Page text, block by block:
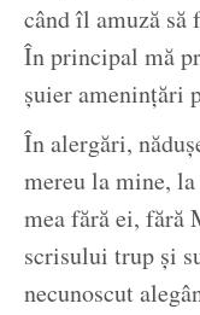
când îl amuză să
În principal mă
șuier amenințări
În alergări,
mereu la mine,
mea fără ei, fără
scrisului trup și
necunoscut